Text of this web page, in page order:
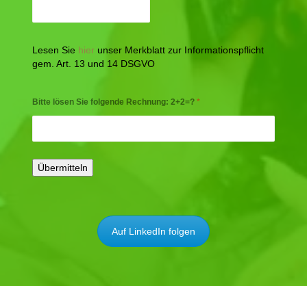
Lesen Sie hier unser Merkblatt zur Informationspflicht
gem. Art. 13 und 14 DSGVO
Bitte lösen Sie folgende Rechnung: 2+2=? *
Auf LinkedIn folgen